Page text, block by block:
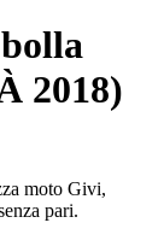
2018)
moto Givi,
pari.